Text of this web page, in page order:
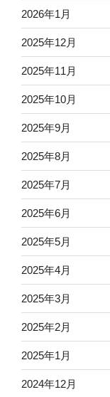
2026年1月
2025年12月
2025年11月
2025年10月
2025年9月
2025年8月
2025年7月
2025年6月
2025年5月
2025年4月
2025年3月
2025年2月
2025年1月
2024年12月